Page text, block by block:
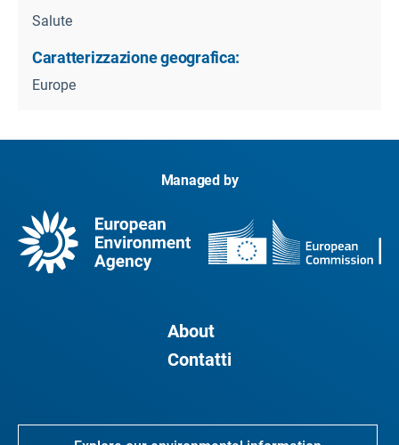
Salute
Caratterizzazione geografica:
Europe
Managed by
About
Contatti